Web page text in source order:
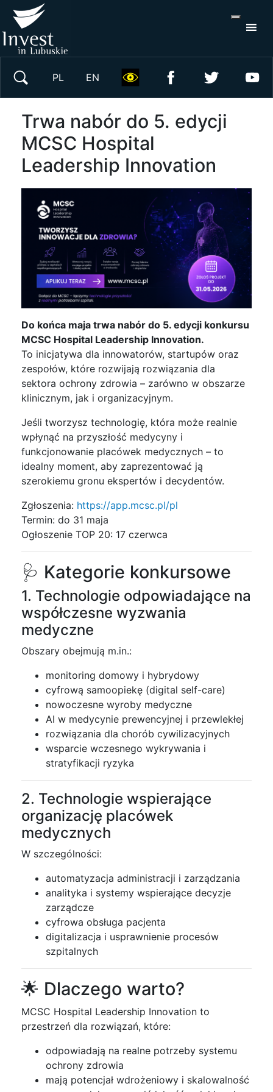
PL EN
Trwa nabór do 5. edycji
MCSC Hospital
Leadership Innovation
Do końca maja trwa nabór do 5. edycji konkursu
MCSC Hospital Leadership Innovation.
To inicjatywa dla innowatorów, startupów oraz
zespołów, które rozwijają rozwiązania dla
sektora ochrony zdrowia – zarówno w obszarze
klinicznym, jak i organizacyjnym.
Jeśli tworzysz technologię, która może realnie
wpłynąć na przyszłość medycyny i
funkcjonowanie placówek medycznych – to
idealny moment, aby zaprezentować ją
szerokiemu gronu ekspertów i decydentów.
Zgłoszenia: https://app.mcsc.pl/pl
Termin: do 31 maja
Ogłoszenie TOP 20: 17 czerwca
🩺 Kategorie konkursowe
1. Technologie odpowiadające na
współczesne wyzwania
medyczne
Obszary obejmują m.in.:
monitoring domowy i hybrydowy
cyfrową samoopiekę (digital self-care)
nowoczesne wyroby medyczne
AI w medycynie prewencyjnej i przewlekłej
rozwiązania dla chorób cywilizacyjnych
wsparcie wczesnego wykrywania i
stratyfikacji ryzyka
2. Technologie wspierające
organizację placówek
medycznych
W szczególności:
automatyzacja administracji i zarządzania
analityka i systemy wspierające decyzje
zarządcze
cyfrowa obsługa pacjenta
digitalizacja i usprawnienie procesów
szpitalnych
🌟 Dlaczego warto?
MCSC Hospital Leadership Innovation to
przestrzeń dla rozwiązań, które:
odpowiadają na realne potrzeby systemu
ochrony zdrowia
mają potencjał wdrożeniowy i skalowalność
Wyszukaj w serwisie